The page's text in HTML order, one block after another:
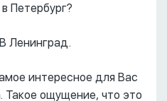
Петербург?
Ленинград.
интересное для Вас
Такое ощущение, что это